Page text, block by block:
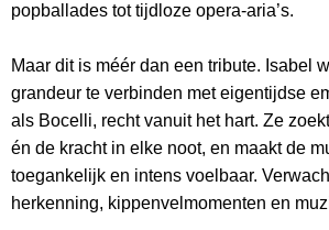
popballades tot tijdloze opera-aria’s.
Maar dit is méér dan een tribute. Isabel
grandeur te verbinden met eigentijdse
als Bocelli, recht vanuit het hart. Ze
én de kracht in elke noot, en maakt de
toegankelijk en intens voelbaar.
herkenning, kippenvelmomenten en